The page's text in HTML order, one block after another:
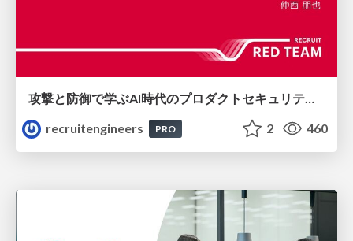
recruitengineers
PRO 2 460